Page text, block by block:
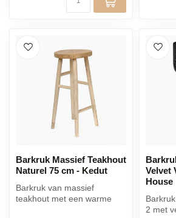
Barkruk Massief Teakhout
Naturel 75 cm - Kedut
Barkruk van massief
teakhout met een warme
Velvet
House
2 met